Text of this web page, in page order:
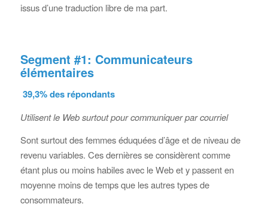
issus d’une traduction libre de ma part.
Segment #1: Communicateurs
élémentaires
39,3% des répondants
Utilisent le Web surtout pour communiquer par courriel
Sont surtout des femmes éduquées d’âge et de niveau de
revenu variables. Ces dernières se considèrent comme
étant plus ou moins habiles avec le Web et y passent en
moyenne moins de temps que les autres types de
consommateurs.